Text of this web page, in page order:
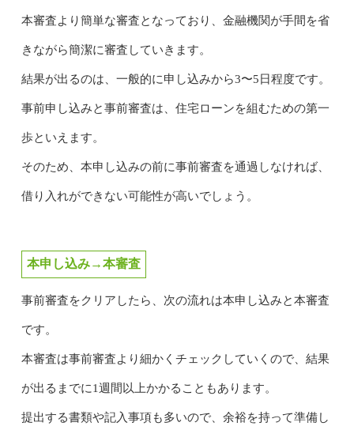
本審査より簡単な審査となっており、金融機関が手間を省
きながら簡潔に審査していきます。
結果が出るのは、一般的に申し込みから3〜5日程度です。
事前申し込みと事前審査は、住宅ローンを組むための第一
歩といえます。
そのため、本申し込みの前に事前審査を通過しなければ、
借り入れができない可能性が高いでしょう。
本申し込み→本審査
事前審査をクリアしたら、次の流れは本申し込みと本審査
です。
本審査は事前審査より細かくチェックしていくので、結果
が出るまでに1週間以上かかることもあります。
提出する書類や記入事項も多いので、余裕を持って準備し